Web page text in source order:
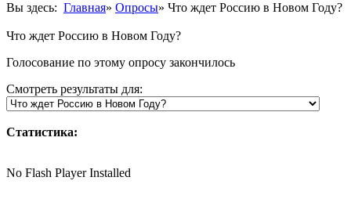
Вы здесь: Главная» Опросы» Что ждет Россию в Новом Году?
Что ждет Россию в Новом Году?
Голосование по этому опросу закончилось
Смотреть результаты для:
Статистика:
No Flash Player Installed